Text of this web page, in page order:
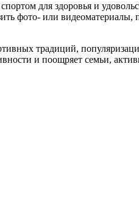
для здоровья и
фото- или
традиций,
и поощряет семьи,